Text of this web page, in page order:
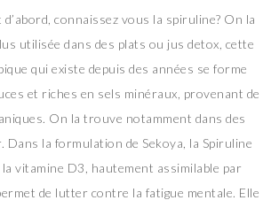
connaissez vous la spiruline? On la
utilisée dans des plats ou jus detox, cette
qui existe depuis des années se forme
et riches en sels minéraux, provenant de
On la trouve notamment dans des
Dans la formulation de Sekoya, la Spiruline
vitamine D3, hautement assimilable par
de lutter contre la fatigue mentale. Elle